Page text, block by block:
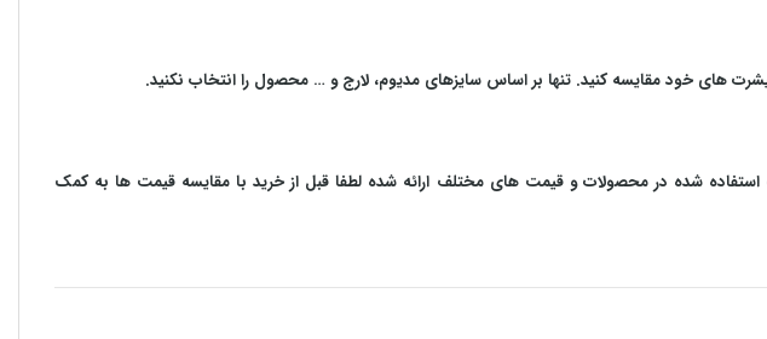
های خود مقایسه کنید. تنها بر اساس سایزهای مدیوم، لارج و … محصول را انتخاب نکنید.
استفاده شده در محصولات و قیمت های مختلف ارائه شده لطفا قبل از خرید با مقایسه قیمت ها به کمک